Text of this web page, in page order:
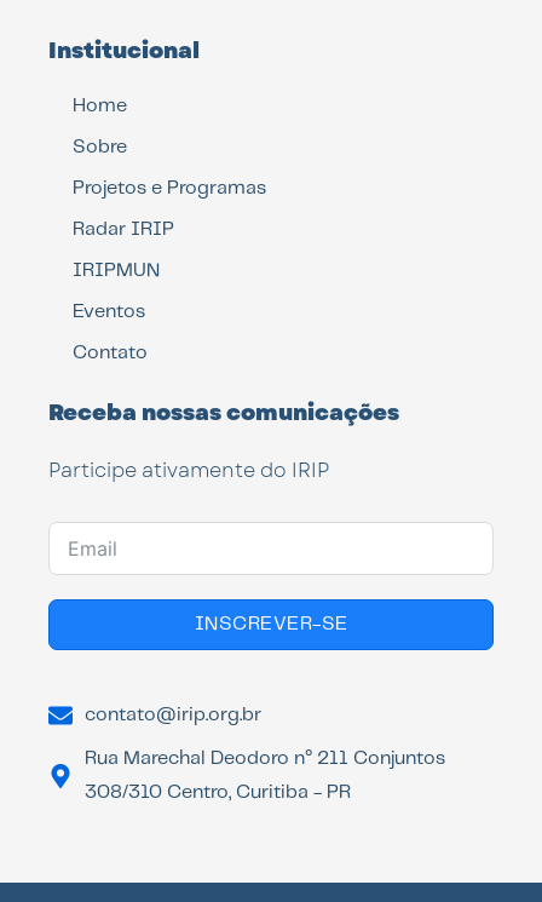
Institucional
Home
Sobre
Projetos e Programas
Radar IRIP
IRIPMUN
Eventos
Contato
Receba nossas comunicações
Participe ativamente do IRIP
INSCREVER-SE
contato@irip.org.br
Rua Marechal Deodoro n° 211 Conjuntos
308/310 Centro, Curitiba - PR